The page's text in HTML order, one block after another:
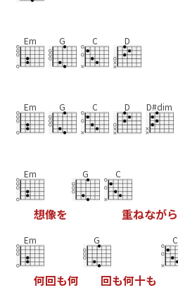
Em G C D
Em G C D D#dim
Em
想像を
G C
重ねながら
Em
何回も何
G
回も何十も
C